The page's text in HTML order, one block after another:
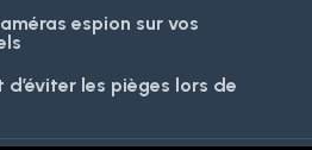
espion sur vos
d’éviter les pièges lors de